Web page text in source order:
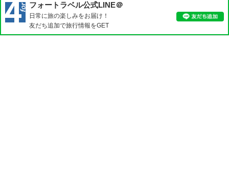
フォートラベル公式LINE＠
日常に旅の楽しみをお届け！
友だち追加で旅行情報をGET